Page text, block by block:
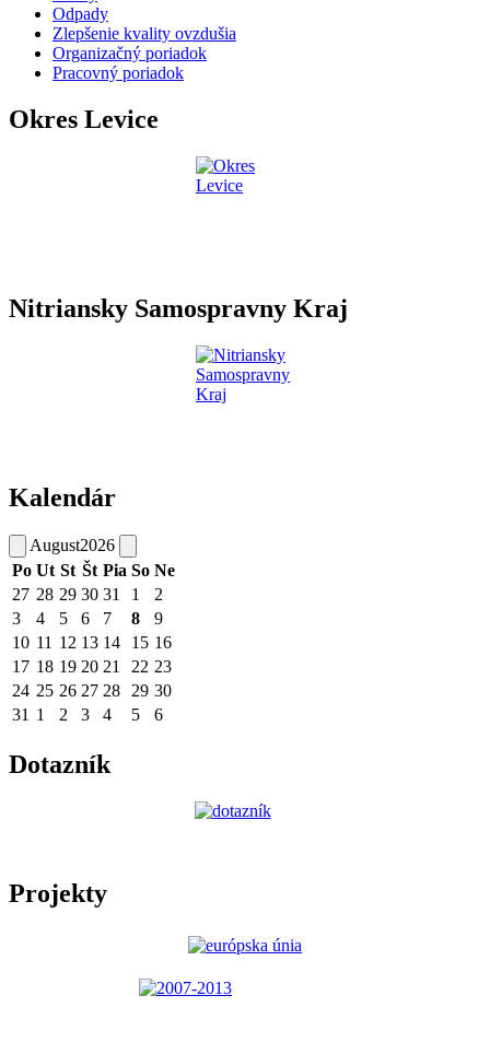
Odpady
Zlepšenie kvality ovzdušia
Organizačný poriadok
Pracovný poriadok
Okres Levice
Nitriansky Samospravny Kraj
Kalendár
August2026
Po Ut St Št Pia So Ne
27 28 29 30 31 1
2
3
4 5 6 7 8
9
10 11 12 13 14 15 16
17 18 19 20 21 22 23
24 25 26 27 28 29 30
31 1 2 3 4 5 6
Dotazník
Projekty